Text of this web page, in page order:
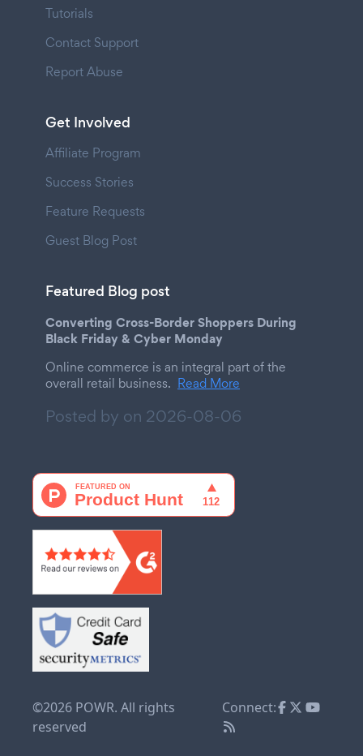
Tutorials
Contact Support
Report Abuse
Get Involved
Affiliate Program
Success Stories
Feature Requests
Guest Blog Post
Featured Blog post
Converting Cross-Border Shoppers During
Black Friday & Cyber Monday
Online commerce is an integral part of the
overall retail business. Read More
Posted by on 2026-08-06
©2026 POWR. All rights
reserved
Connect: